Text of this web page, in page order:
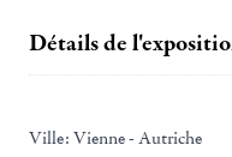
Détails de
Ville: Vienne - Autriche